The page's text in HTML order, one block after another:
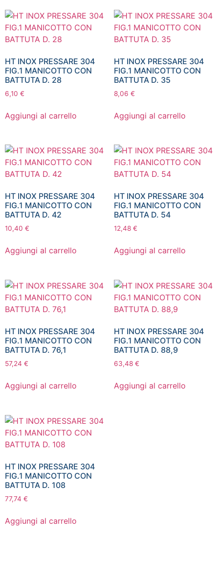
HT INOX PRESSARE 304
FIG.1 MANICOTTO CON
BATTUTA D. 28
6,10 €
Aggiungi al carrello
HT INOX PRESSARE 304
FIG.1 MANICOTTO CON
BATTUTA D. 35
8,06 €
Aggiungi al carrello
HT INOX PRESSARE 304
FIG.1 MANICOTTO CON
BATTUTA D. 42
10,40 €
Aggiungi al carrello
HT INOX PRESSARE 304
FIG.1 MANICOTTO CON
BATTUTA D. 54
12,48 €
Aggiungi al carrello
HT INOX PRESSARE 304
FIG.1 MANICOTTO CON
BATTUTA D. 76,1
57,24 €
Aggiungi al carrello
HT INOX PRESSARE 304
FIG.1 MANICOTTO CON
BATTUTA D. 88,9
63,48 €
Aggiungi al carrello
HT INOX PRESSARE 304
FIG.1 MANICOTTO CON
BATTUTA D. 108
77,74 €
Aggiungi al carrello